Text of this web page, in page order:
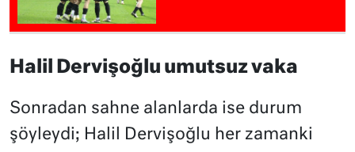
Halil Dervişoğlu umutsuz vaka
Sonradan sahne alanlarda ise durum
şöyleydi; Halil Dervişoğlu her zamanki